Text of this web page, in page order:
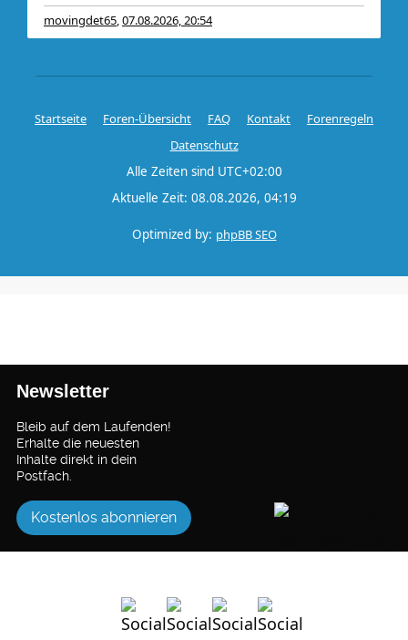
movingdet65,07.08.2026, 20:54
Startseite Foren-Übersicht FAQ Kontakt
Forenregeln
Datenschutz
Alle Zeiten sind UTC+02:00
Aktuelle Zeit: 08.08.2026, 04:19
Optimized by: phpBB SEO
Newsletter
Bleib auf dem Laufenden!
Erhalte die neuesten
Inhalte direkt in dein
Postfach.
Kostenlos abonnieren